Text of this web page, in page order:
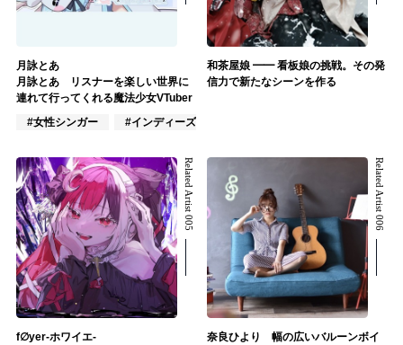
月詠とあ
月詠とあ リスナーを楽しい世界に
連れて行ってくれる魔法少女VTuber
#女性シンガー
#インディーズ
和茶屋娘 ━━ 看板娘の挑戦。その発
信力で新たなシーンを作る
Related Artist 005
f∅yer-ホワイエ-
Related Artist 006
奈良ひより 幅の広いバルーンボイ